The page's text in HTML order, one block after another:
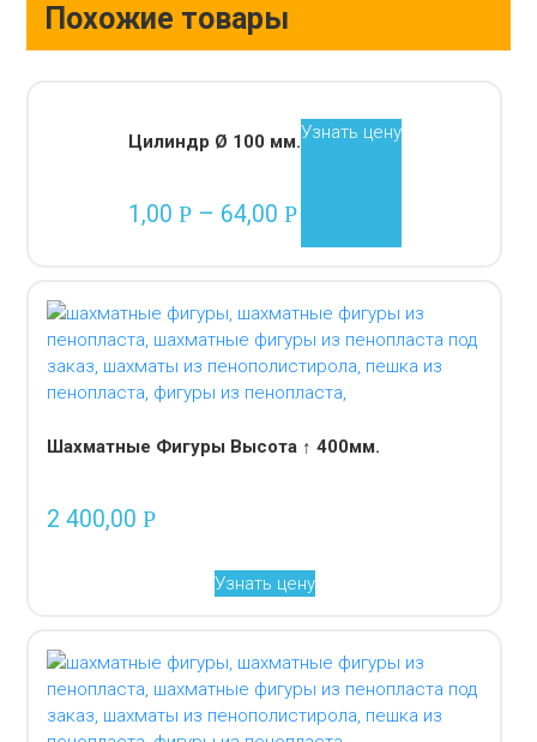
Похожие товары
Цилиндр Ø 100 мм.
1,00 Р– 64,00 Р
Узнать цену
Шахматные Фигуры Высота ↑ 400мм.
2 400,00Р
Узнать цену